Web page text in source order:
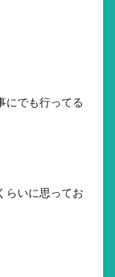
にでも行ってる
らいに思ってお